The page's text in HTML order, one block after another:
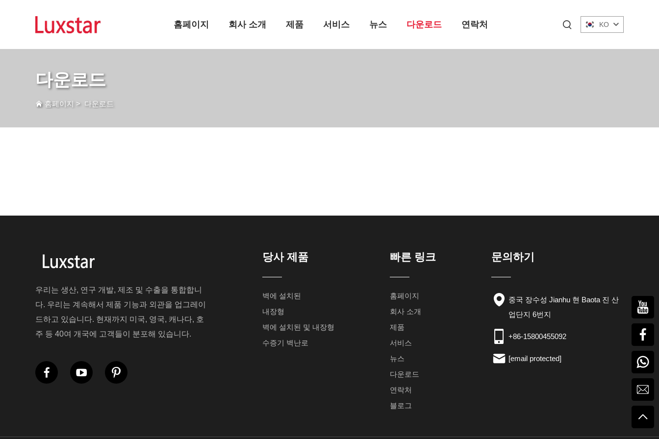
홈페이지 회사 소개 제품 서비스 뉴스 다운로드 연락처 KO
다운로드
홈페이지 > 다운로드
우리는 생산, 연구 개발, 제조 및 수출을 통합합니
다. 우리는 계속해서 제품 기능과 외관을 업그레이
드하고 있습니다. 현재까지 미국, 영국, 캐나다, 호
주 등 40여 개국에 고객들이 분포해 있습니다.
당사 제품
벽에 설치된
내장형
벽에 설치된 및 내장형
수증기 벽난로
빠른 링크
홈페이지
회사 소개
제품
서비스
뉴스
다운로드
연락처
블로그
문의하기
중국 장수성 Jianhu 현 Baota 진 산
업단지 6번지
+86-15800455092
[email protected]